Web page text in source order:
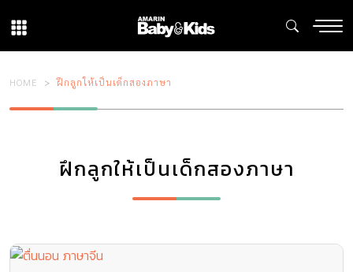
HOME ฝึกลูกให้เป็นเด็กสองภาษา
ฝึกลูกให้เป็นเด็กสองภาษา